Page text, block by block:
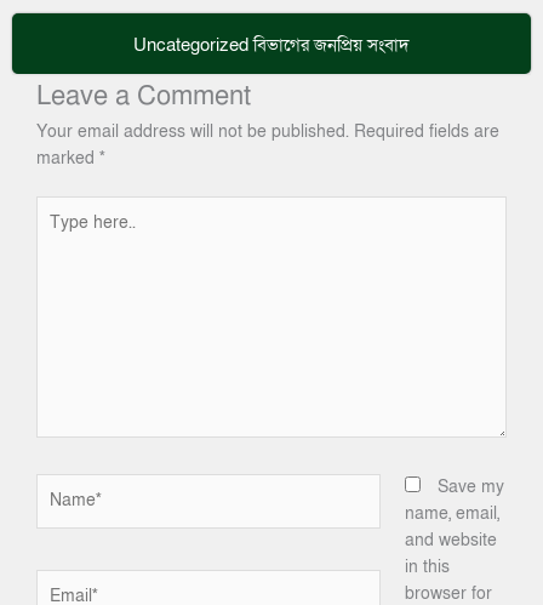
Uncategorizedবিভাগের জনপ্রিয় সংবাদ
Leave a Comment
Your email address will not be published. Required fields are
marked *
here..
Save my
name, email,
and website
in this
browser for